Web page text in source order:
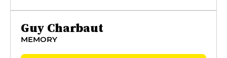
Guy Charbaut
MEMORY